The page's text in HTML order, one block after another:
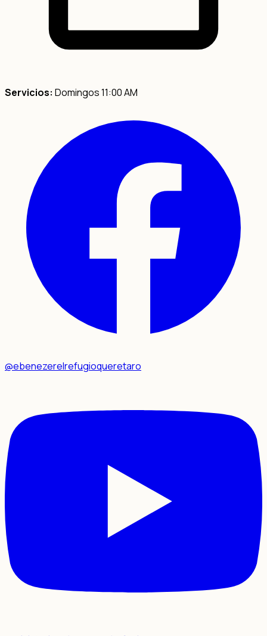
Servicios: Domingos 11:00 AM
@ebenezerelrefugioqueretaro